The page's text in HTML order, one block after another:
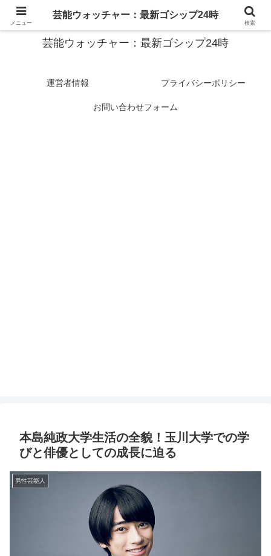
スターたちの裏側を徹底追跡！話題のゴシップがここに集結
芸能ウォッチャー：最新ゴシップ24時
運営者情報 プライバシーポリシー
お問い合わせフォーム
本島純政大学生活の全貌！玉川大学での学
びと俳優としての成長に迫る
男性芸能人
メニュー
芸能ウォッチャー：最新ゴシップ24時
検索